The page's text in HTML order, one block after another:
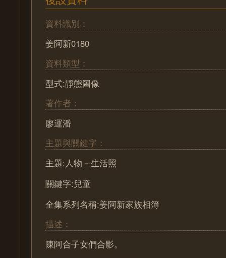
資料識別：
姜阿新0180
資料類型：
型式:靜態圖像
著作者：
廖運潘
主題與關鍵字：
主題:人物－生活照
關鍵字:兒童
全集系列名稱:姜阿新家族相簿
描述：
陳阿合子女們合影。